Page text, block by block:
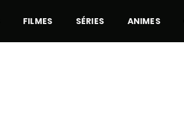
FILMES SÉRIES ANIMES